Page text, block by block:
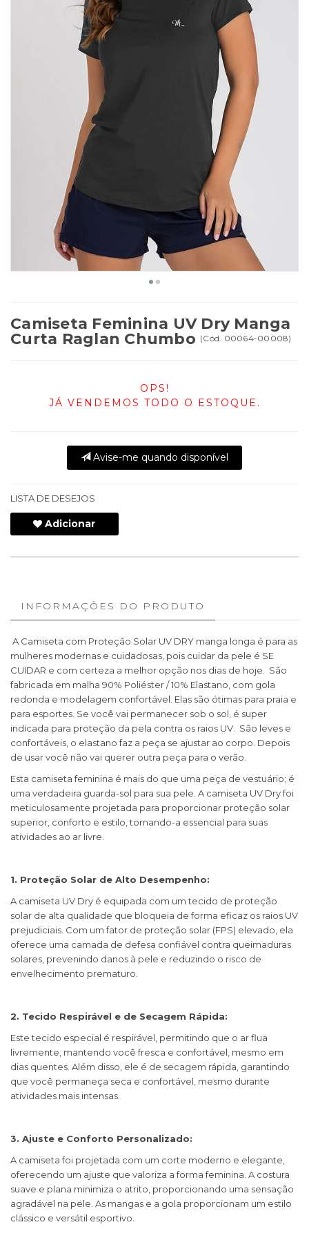
Camiseta Feminina UV Dry Manga
Curta Raglan Chumbo (Cód. 00064-00008)
OPS!
JÁ VENDEMOS TODO O ESTOQUE.
Avise-me quando disponível
LISTA DE DESEJOS
Adicionar
INFORMAÇÕES DO PRODUTO
A Camiseta com Proteção Solar UV DRY manga longa é para as
mulheres modernas e cuidadosas, pois cuidar da pele é SE
CUIDAR e com certeza a melhor opção nos dias de hoje. São
fabricada em malha 90% Poliéster / 10% Elastano, com gola
redonda e modelagem confortável. Elas são ótimas para praia e
para esportes. Se você vai permanecer sob o sol, é super
indicada para proteção da pela contra os raios UV. São leves e
confortáveis, o elastano faz a peça se ajustar ao corpo. Depois
de usar você não vai querer outra peça para o verão.
Esta camiseta feminina é mais do que uma peça de vestuário; é
uma verdadeira guarda-sol para sua pele. A camiseta UV Dry foi
meticulosamente projetada para proporcionar proteção solar
superior, conforto e estilo, tornando-a essencial para suas
atividades ao ar livre.
1. Proteção Solar de Alto Desempenho:
A camiseta UV Dry é equipada com um tecido de proteção
solar de alta qualidade que bloqueia de forma eficaz os raios UV
prejudiciais. Com um fator de proteção solar (FPS) elevado, ela
oferece uma camada de defesa confiável contra queimaduras
solares, prevenindo danos à pele e reduzindo o risco de
envelhecimento prematuro.
2. Tecido Respirável e de Secagem Rápida:
Este tecido especial é respirável, permitindo que o ar flua
livremente, mantendo você fresca e confortável, mesmo em
dias quentes. Além disso, ele é de secagem rápida, garantindo
que você permaneça seca e confortável, mesmo durante
atividades mais intensas.
3. Ajuste e Conforto Personalizado:
A camiseta foi projetada com um corte moderno e elegante,
oferecendo um ajuste que valoriza a forma feminina. A costura
suave e plana minimiza o atrito, proporcionando uma sensação
agradável na pele. As mangas e a gola proporcionam um estilo
clássico e versátil esportivo.